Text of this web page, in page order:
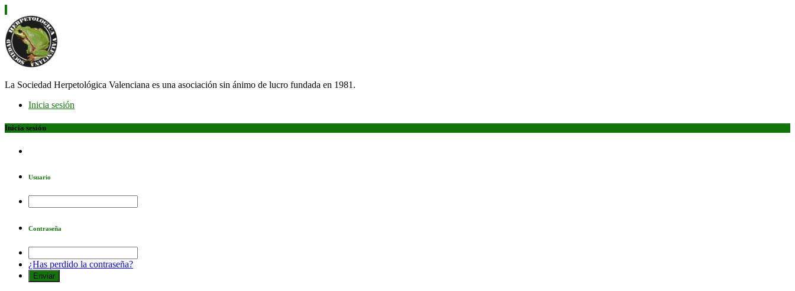
La Sociedad Herpetológica Valenciana es una asociación sin ánimo de lucro fundada en 1981.
Inicia sesión
Inicia sesión
Usuario
Contraseña
¿Has perdido la contraseña?